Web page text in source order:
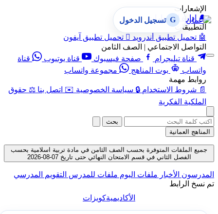
الإشعارات
🔔 إدارة الإشعارات
التطبيقات
🤖 تحميل تطبيق أندرويد  تحميل تطبيق آيفون
التواصل الاجتماعي | الصف الثامن
قناة تيليجرام
صفحة فيسبوك قناة يوتيوب
قناة
واتساب
بوت المناهج
مجموعة واتساب
روابط مهمة
📄 شروط الاستخدام 🔒 سياسة الخصوصية ✉️ اتصل بنا ⚖️ حقوق
الملكية الفكرية
G تسجيل الدخول
بحث
المناهج العمانية
جميع الملفات المتوفرة بحسب الصف الثامن في مادة تربية اسلامية بحسب
الفصل الثاني في قسم الامتحان النهائي حتى تاريخ 07-08-2026
المدرسون الأخبار ملفات اليوم ملفات للمدرس التقويم المدرسي
تم نسخ الرابط
الأكاديميةكويزات